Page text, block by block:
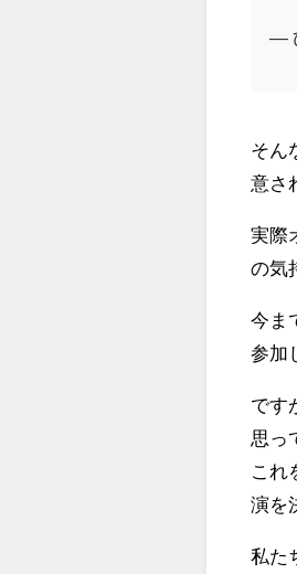
—
そん
意さ
実際
の気
今ま
参加
です
思っ
これ
演を
私た